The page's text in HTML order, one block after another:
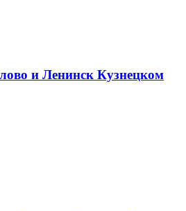
и Ленинск Кузнецком